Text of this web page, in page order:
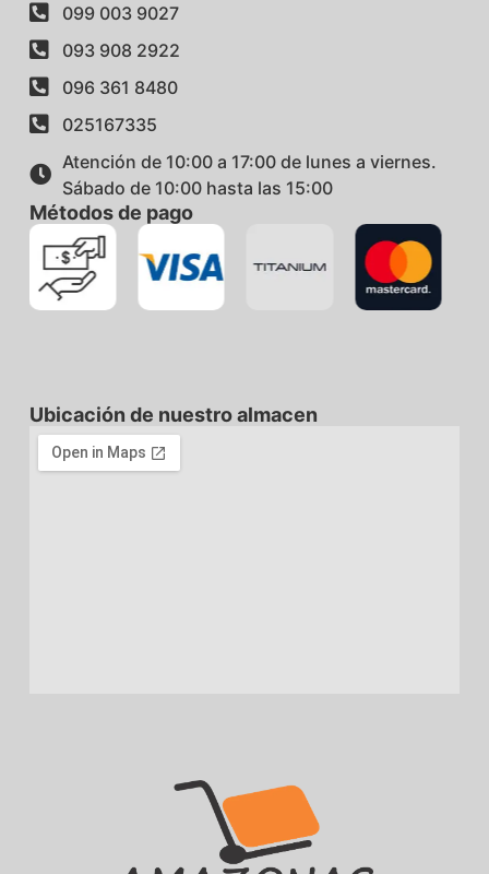
099 003 9027
093 908 2922
096 361 8480
025167335
Atención de 10:00 a 17:00 de lunes a viernes.
Sábado de 10:00 hasta las 15:00
Métodos de pago
Ubicación de nuestro almacen